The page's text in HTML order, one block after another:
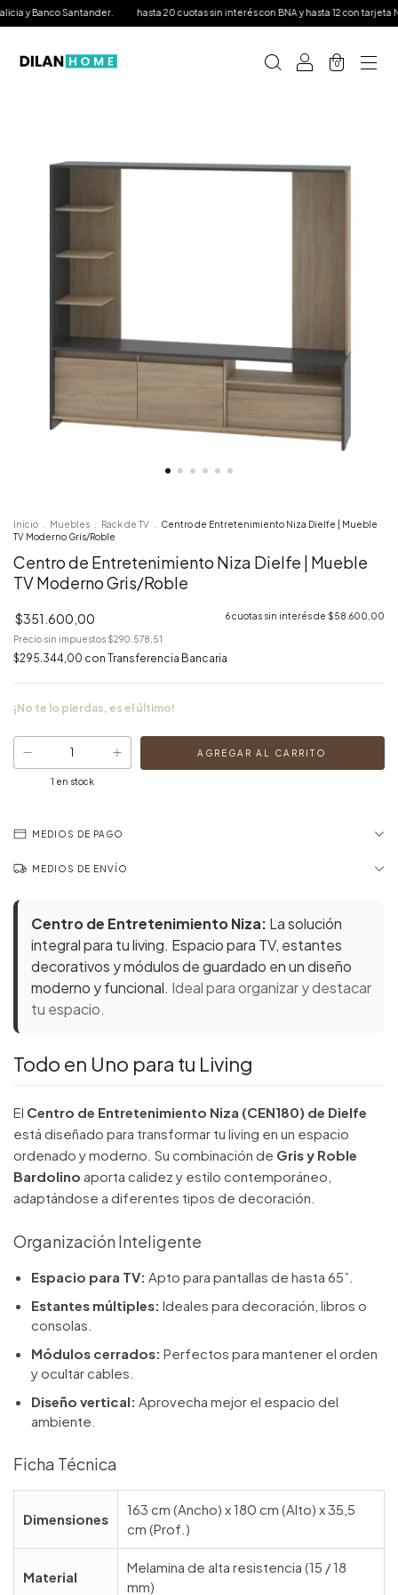
y Banco Santander. hasta 20 cuotas sin interés con BNA y hasta 12 con tarjeta
0
Inicio Muebles Rack de TV
Centro de Entretenimiento Niza Dielfe | Mueble
TV Moderno Gris/Roble
Centro de Entretenimiento Niza Dielfe | Mueble
TV Moderno Gris/Roble
$351.600,00 6cuotas sin interés de $58.600,00
Precio sin impuestos $290.578,51
$295.344,00 con Transferencia Bancaria
¡No te lo pierdas, es el último!
1 en stock
MEDIOS DE PAGO
MEDIOS DE ENVÍO
Centro de Entretenimiento Niza: La solución
integral para tu living. Espacio para TV, estantes
decorativos y módulos de guardado en un diseño
moderno y funcional. Ideal para organizar y destacar
tu espacio.
Todo en Uno para tu Living
El Centro de Entretenimiento Niza (CEN180) de Dielfe
está diseñado para transformar tu living en un espacio
ordenado y moderno. Su combinación de Gris y Roble
Bardolino aporta calidez y estilo contemporáneo,
adaptándose a diferentes tipos de decoración.
Organización Inteligente
Espacio para TV: Apto para pantallas de hasta 65”.
Estantes múltiples: Ideales para decoración, libros o
consolas.
Módulos cerrados: Perfectos para mantener el orden
y ocultar cables.
Diseño vertical: Aprovecha mejor el espacio del
ambiente.
Ficha Técnica
Dimensiones
163 cm (Ancho) x 180 cm (Alto) x 35,5
cm (Prof.)
Material
Melamina de alta resistencia (15 / 18
mm)